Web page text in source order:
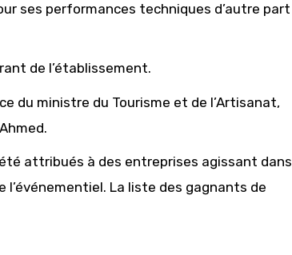
ses performances techniques d’autre part
de l’établissement.
du ministre du Tourisme et de l’Artisanat,
attribués à des entreprises agissant dans
l’événementiel. La liste des gagnants de